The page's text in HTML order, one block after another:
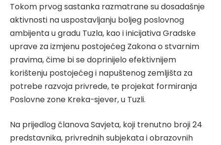
Tokom prvog sastanka razmatrane su dosadašnje
aktivnosti na uspostavljanju boljeg poslovnog
ambijenta u gradu Tuzla, kao i inicijativa Gradske
uprave za izmjenu postojećeg Zakona o stvarnim
pravima, čime bi se doprinijelo efektivnijem
korištenju postojećeg i napuštenog zemljišta za
potrebe razvoja privrede, te projekat formiranja
Poslovne zone Kreka-sjever, u Tuzli.
Na prijedlog članova Savjeta, koji trenutno broji 24
predstavnika, privrednih subjekata i obrazovnih